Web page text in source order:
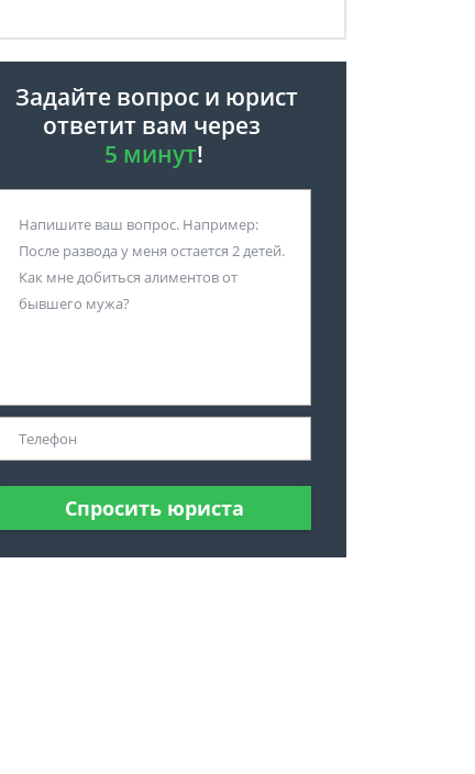
Задайте вопрос и юрист
ответит вам через
5 минут!
Спросить юриста